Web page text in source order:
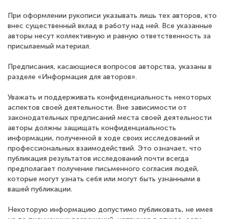
При оформлении рукописи указывать лишь тех авторов, кто
внес существенный вклад в работу над ней. Все указанные
авторы несут коллективную и равную ответственность за
присылаемый материал.
Предписания, касающиеся вопросов авторства, указаны в
разделе «Информация для авторов».
Уважать и поддерживать конфиденциальность некоторых
аспектов своей деятельности. Вне зависимости от
законодательных предписаний места своей деятельности
авторы должны защищать конфиденциальность
информации, полученной в ходе своих исследований и
профессиональных взаимодействий. Это означает, что
публикация результатов исследований почти всегда
предполагает получение письменного согласия людей,
которые могут узнать себя или могут быть узнанными в
вашей публикации.
Некоторую информацию допустимо публиковать, не имея